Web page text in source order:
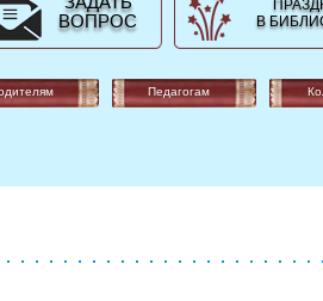
ВОПРОС
В
Педагогам